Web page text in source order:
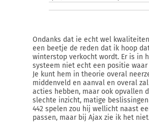
Ondanks dat ie echt wel
een beetje de reden dat ik hoop
winterstop verkocht wordt. Er is in
systeem niet echt een positie waar
Je kunt hem in theorie overal
middenveld en aanval en overal
acties hebben, maar ook opvallen
slechte inzicht, matige
442 spelen zou hij wellicht naast
passen, maar bij Ajax zie ik het